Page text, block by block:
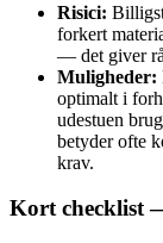
Risici:
forkert
— det giver
Muligheder:
optimalt i
udestuen
betyder ofte
krav.
Kort checklist